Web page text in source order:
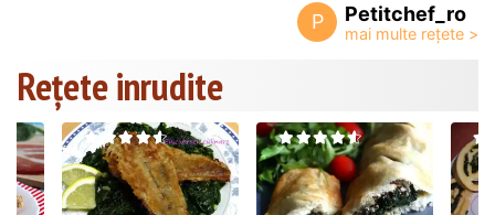
P Petitchef_ro
Rețete inrudite